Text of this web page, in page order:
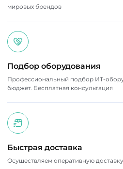
мировых брендов
Подбор оборудования
Профессиональный подбор ИТ-
бюджет. Бесплатная консультация
Быстрая доставка
Осуществляем оперативную